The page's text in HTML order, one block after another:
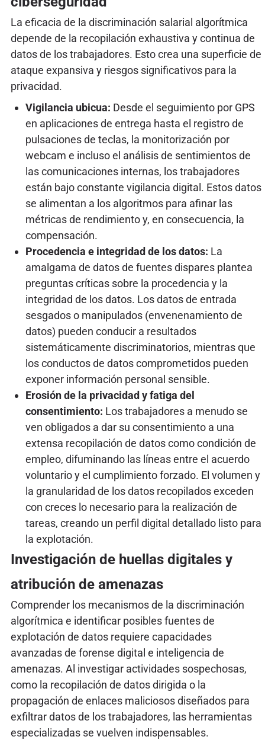
La eficacia de la discriminación salarial algorítmica
depende de la recopilación exhaustiva y continua de
datos de los trabajadores. Esto crea una superficie de
ataque expansiva y riesgos significativos para la
privacidad.
Vigilancia ubicua: Desde el seguimiento por GPS
en aplicaciones de entrega hasta el registro de
pulsaciones de teclas, la monitorización por
webcam e incluso el análisis de sentimientos de
las comunicaciones internas, los trabajadores
están bajo constante vigilancia digital. Estos datos
se alimentan a los algoritmos para afinar las
métricas de rendimiento y, en consecuencia, la
compensación.
Procedencia e integridad de los datos: La
amalgama de datos de fuentes dispares plantea
preguntas críticas sobre la procedencia y la
integridad de los datos. Los datos de entrada
sesgados o manipulados (envenenamiento de
datos) pueden conducir a resultados
sistemáticamente discriminatorios, mientras que
los conductos de datos comprometidos pueden
exponer información personal sensible.
Erosión de la privacidad y fatiga del
consentimiento: Los trabajadores a menudo se
ven obligados a dar su consentimiento a una
extensa recopilación de datos como condición de
empleo, difuminando las líneas entre el acuerdo
voluntario y el cumplimiento forzado. El volumen y
la granularidad de los datos recopilados exceden
con creces lo necesario para la realización de
tareas, creando un perfil digital detallado listo para
la explotación.
Investigación de huellas digitales y
atribución de amenazas
Comprender los mecanismos de la discriminación
algorítmica e identificar posibles fuentes de
explotación de datos requiere capacidades
avanzadas de forense digital e inteligencia de
amenazas. Al investigar actividades sospechosas,
como la recopilación de datos dirigida o la
propagación de enlaces maliciosos diseñados para
exfiltrar datos de los trabajadores, las herramientas
especializadas se vuelven indispensables.